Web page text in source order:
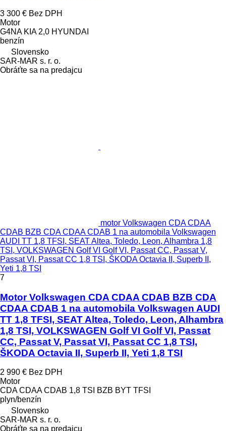
3 300 € Bez DPH
Motor
G4NA KIA 2,0 HYUNDAI
benzín
Slovensko
SAR-MAR s. r. o.
Obráťte sa na predajcu
motor Volkswagen CDA CDAA
CDAB BZB CDA CDAA CDAB 1 na automobila Volkswagen
AUDI TT 1,8 TFSI, SEAT Altea, Toledo, Leon, Alhambra 1,8
TSI, VOLKSWAGEN Golf VI Golf VI, Passat CC, Passat V,
Passat VI, Passat CC 1,8 TSI, ŠKODA Octavia II, Superb II,
Yeti 1,8 TSI
7
Motor Volkswagen CDA CDAA CDAB BZB CDA
CDAA CDAB 1 na automobila Volkswagen AUDI
TT 1,8 TFSI, SEAT Altea, Toledo, Leon, Alhambra
1,8 TSI, VOLKSWAGEN Golf VI Golf VI, Passat
CC, Passat V, Passat VI, Passat CC 1,8 TSI,
ŠKODA Octavia II, Superb II, Yeti 1,8 TSI
2 990 € Bez DPH
Motor
CDA CDAA CDAB 1,8 TSI BZB BYT TFSI
plyn/benzín
Slovensko
SAR-MAR s. r. o.
Obráťte sa na predajcu